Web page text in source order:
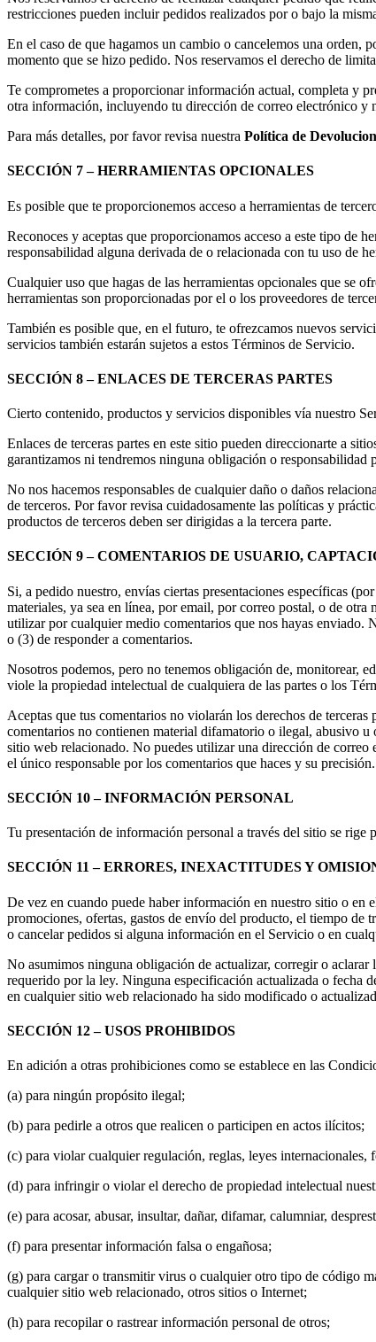
restricciones pueden incluir pedidos realizados por o bajo la
En el caso de que hagamos un cambio o cancelemos una
momento que se hizo pedido. Nos reservamos el derecho de
Te comprometes a proporcionar información actual, completa y
otra información, incluyendo tu dirección de correo electrónico y
Para más detalles, por favor revisa nuestra Política de
SECCIÓN 7 – HERRAMIENTAS OPCIONALES
Es posible que te proporcionemos acceso a herramientas de
Reconoces y aceptas que proporcionamos acceso a este tipo de
responsabilidad alguna derivada de o relacionada con tu uso de
Cualquier uso que hagas de las herramientas opcionales que se
herramientas son proporcionadas por el o los proveedores de
También es posible que, en el futuro, te ofrezcamos nuevos
servicios también estarán sujetos a estos Términos de Servicio.
SECCIÓN 8 – ENLACES DE TERCERAS PARTES
Cierto contenido, productos y servicios disponibles vía nuestro
Enlaces de terceras partes en este sitio pueden direccionarte a
garantizamos ni tendremos ninguna obligación o
No nos hacemos responsables de cualquier daño o daños
de terceros. Por favor revisa cuidadosamente las políticas y
productos de terceros deben ser dirigidas a la tercera parte.
SECCIÓN 9 – COMENTARIOS DE USUARIO,
Si, a pedido nuestro, envías ciertas presentaciones específicas
materiales, ya sea en línea, por email, por correo postal, o de
utilizar por cualquier medio comentarios que nos hayas enviado.
o (3) de responder a comentarios.
Nosotros podemos, pero no tenemos obligación de, monitorear,
viole la propiedad intelectual de cualquiera de las partes o los
Aceptas que tus comentarios no violarán los derechos de
comentarios no contienen material difamatorio o ilegal, abusivo
sitio web relacionado. No puedes utilizar una dirección de correo
el único responsable por los comentarios que haces y su
SECCIÓN 10 – INFORMACIÓN PERSONAL
Tu presentación de información personal a través del sitio se rige
SECCIÓN 11 – ERRORES, INEXACTITUDES Y
De vez en cuando puede haber información en nuestro sitio o en
promociones, ofertas, gastos de envío del producto, el tiempo
o cancelar pedidos si alguna información en el Servicio o en
No asumimos ninguna obligación de actualizar, corregir o
requerido por la ley. Ninguna especificación actualizada o fecha
en cualquier sitio web relacionado ha sido modificado o
SECCIÓN 12 – USOS PROHIBIDOS
En adición a otras prohibiciones como se establece en las
(a) para ningún propósito ilegal;
(b) para pedirle a otros que realicen o participen en actos ilícitos;
(c) para violar cualquier regulación, reglas, leyes internacionales,
(d) para infringir o violar el derecho de propiedad intelectual
(e) para acosar, abusar, insultar, dañar, difamar, calumniar,
(f) para presentar información falsa o engañosa;
(g) para cargar o transmitir virus o cualquier otro tipo de código
cualquier sitio web relacionado, otros sitios o Internet;
(h) para recopilar o rastrear información personal de otros;